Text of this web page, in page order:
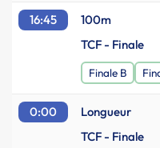
16:45 100m
TCF - Finale
Finale B
0:00 Longueur
TCF - Finale